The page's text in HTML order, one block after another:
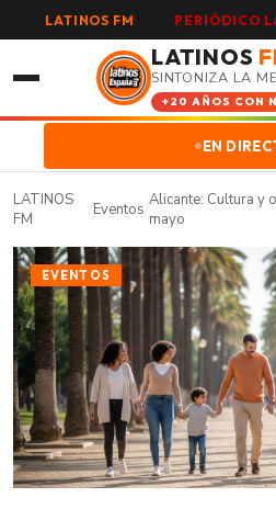
LATINOS FM PERIÓDICO
LATINOS
SINTONIZA LA
+20 AÑOS CON
EN
LATINOS
FM
/Eventos/Alicante: Cultura y
mayo
EVENTOS